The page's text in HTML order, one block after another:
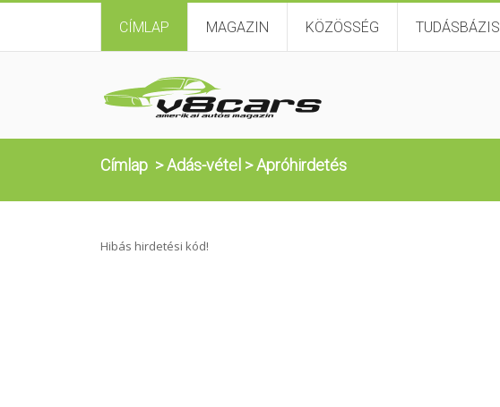
CÍMLAP MAGAZIN KÖZÖSSÉG TUDÁSBÁZIS
Címlap >Adás-vétel >Apróhirdetés
Hibás hirdetési kód!